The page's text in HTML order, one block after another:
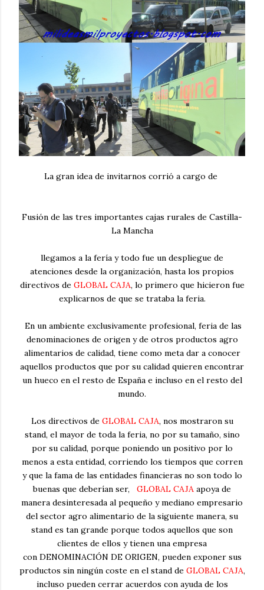
La gran idea de invitarnos corrió a cargo de
Fusión de las tres importantes cajas rurales de Castilla-
La Mancha
llegamos a la fería y todo fue un despliegue de
atenciones desde la organización, hasta los propios
directivos de GLOBAL CAJA, lo primero que hicieron fue
explicarnos de que se trataba la feria.
En un ambiente exclusivamente profesional, feria de las
denominaciones de origen y de otros productos agro
alimentarios de calidad, tiene como meta dar a conocer
aquellos productos que por su calidad quieren encontrar
un hueco en el resto de España e incluso en el resto del
mundo.
Los directivos de GLOBAL CAJA, nos mostraron su
stand, el mayor de toda la feria, no por su tamaño, sino
por su calidad, porque poniendo un positivo por lo
menos a esta entidad, corriendo los tiempos que corren
y que la fama de las entidades financieras no son todo lo
buenas que deberían ser, GLOBAL CAJA apoya de
manera desinteresada al pequeño y mediano empresario
del sector agro alimentario de la siguiente manera, su
stand es tan grande porque todos aquellos que son
clientes de ellos y tienen una empresa
con DENOMINACIÓN DE ORIGEN, pueden exponer sus
productos sin ningún coste en el stand de GLOBAL CAJA,
incluso pueden cerrar acuerdos con ayuda de los